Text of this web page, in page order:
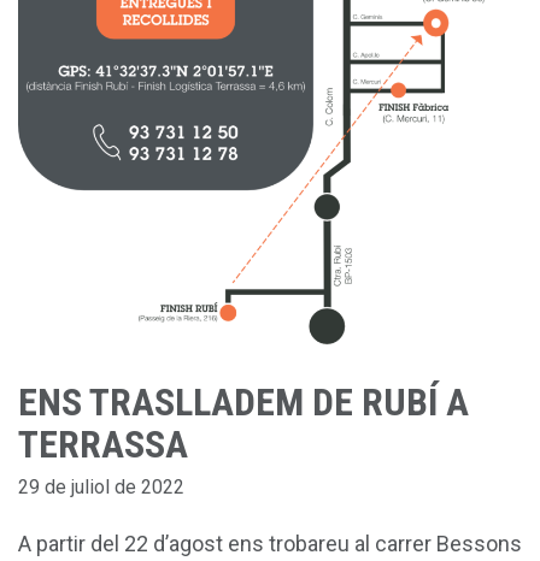
ENS TRASLLADEM DE RUBÍ A
TERRASSA
29 de juliol de 2022
A partir del 22 d’agost ens trobareu al carrer Bessons